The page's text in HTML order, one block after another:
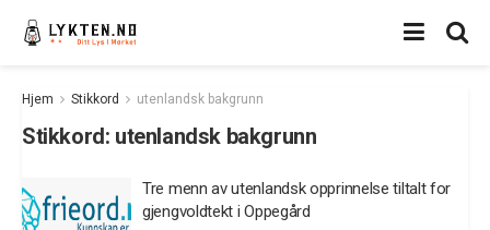
Hjem Stikkord utenlandsk bakgrunn
Stikkord: utenlandsk bakgrunn
Tre menn av utenlandsk opprinnelse tiltalt for
gjengvoldtekt i Oppegård